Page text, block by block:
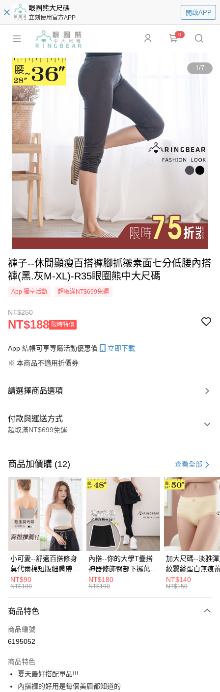
眼圈熊大尺碼
立刻使用官方APP
開啟APP
0
1/7
褲子--休閒顯瘦百搭褲腳抓皺素面七分低腰內搭
褲(黑.灰M-XL)-R35眼圈熊中大尺碼
App 獨享活動 超取滿NT$699免運
NT$250
NT$188 限時特價
App 結帳可享專屬活動優惠價
立即下載
※ 本商品不適用折價券
請選擇商品選項
付款與運送方式
超取滿NT$699免運
信用卡一次付款
超商取貨付款
LINE Pay
Apple Pay
街口支付
悠遊付
Google Pay
全盈+PAY
大哥付你分期
【大哥付你分期使用說明】
1.本服務由台灣大哥大提供，台灣大哥大用戶可立即使用無須另外申請。
流程，驗證手機門號後，選擇欲分期的期數、繳款截止日，確認付款後即完
成交易。
3.實際核准額度、可分期數及費用金額請依後續交易確認頁面所載為準。
4.訂單成立30分鐘內，如未前往確認交易或遇審核未通過，訂單將自動取
AFTEE先享後付
【關於「AFTEE先享後付」】
AFTEE先享後付是「在收到商品之後才付款」的支付方式。 讓您購物簡單
便利好安心！
１．簡單：不需註冊會員、不需綁卡、不需儲值。
ATM付款
商品加價購 (12) 查看全部
小可愛--舒適百搭修身
莫代爾棉短版細肩帶素
色背心(白.黑.灰L-2L)-
U582眼圈熊中大尺碼
NT$90
NT$100
內搭--你的大學T疊搭
神器修飾臀部下擺萬用
內搭裙/遮臀裙(黑2L-
6L)-Q155眼圈熊中大
NT$180
NT$190
加大尺碼--淡雅
紋蠶絲蛋白無痕
角內褲(白.粉.藍.
3L)-L28眼圈熊中
NT$140
NT$150
商品特色
商品編號
6195052
商品特色
夏天最好搭配單品!!!
內搭褲的好用是每個美眉都知道的